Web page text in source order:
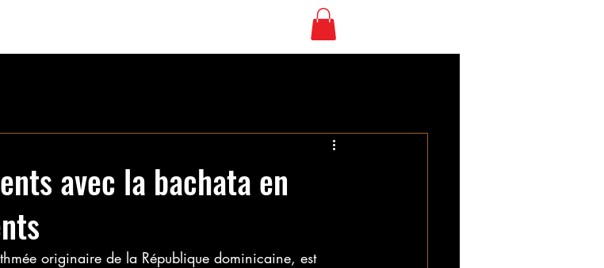
SBK Club
avec la bachata en
originaire de la République dominicaine, est